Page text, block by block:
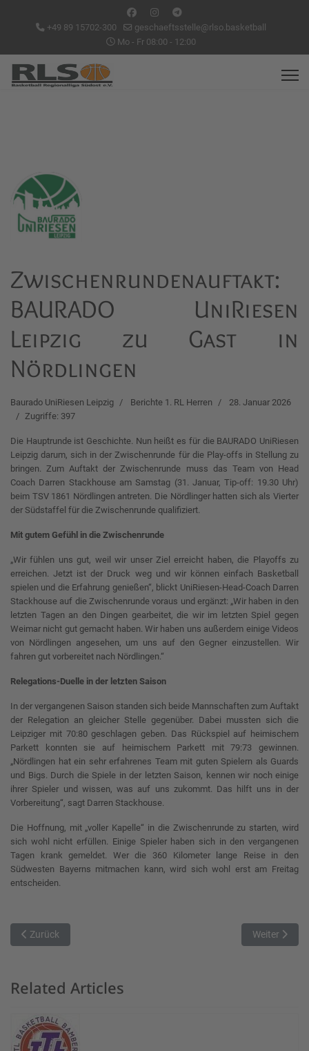
+49 89 15702-300
geschaeftsstelle@rlso.basketball
Mo - Fr 08:00 - 12:00
Zwischenrundenauftakt:
BAURADO UniRiesen
Leipzig zu Gast in
Nördlingen
Baurado UniRiesen Leipzig Berichte 1. RL Herren
28. Januar 2026
Zugriffe: 397
Die Hauptrunde ist Geschichte. Nun heißt es für die BAURADO UniRiesen
Leipzig darum, sich in der Zwischenrunde für die Play-offs in Stellung zu
bringen. Zum Auftakt der Zwischenrunde muss das Team von Head
Coach Darren Stackhouse am Samstag (31. Januar, Tip-off: 19.30 Uhr)
beim TSV 1861 Nördlingen antreten. Die Nördlinger hatten sich als Vierter
der Südstaffel für die Zwischenrunde qualifiziert.
Mit gutem Gefühl in die Zwischenrunde
„Wir fühlen uns gut, weil wir unser Ziel erreicht haben, die Playoffs zu
erreichen. Jetzt ist der Druck weg und wir können einfach Basketball
spielen und die Erfahrung genießen“, blickt UniRiesen-Head-Coach Darren
Stackhouse auf die Zwischenrunde voraus und ergänzt: „Wir haben in den
letzten Tagen an den Dingen gearbeitet, die wir im letzten Spiel gegen
Weimar nicht gut gemacht haben. Wir haben uns außerdem einige Videos
von Nördlingen angesehen, um uns auf den Gegner einzustellen. Wir
fahren gut vorbereitet nach Nördlingen.“
Relegations-Duelle in der letzten Saison
In der vergangenen Saison standen sich beide Mannschaften zum Auftakt
der Relegation an gleicher Stelle gegenüber. Dabei mussten sich die
Leipziger mit 70:80 geschlagen geben. Das Rückspiel auf heimischem
Parkett konnten sie auf heimischem Parkett mit 79:73 gewinnen.
„Nördlingen hat ein sehr erfahrenes Team mit guten Spielern als Guards
und Bigs. Durch die Spiele in der letzten Saison, kennen wir noch einige
ihrer Spieler und wissen, was auf uns zukommt. Das hilft uns in der
Vorbereitung“, sagt Darren Stackhouse.
Die Hoffnung, mit „voller Kapelle“ in die Zwischenrunde zu starten, wird
sich wohl nicht erfüllen. Einige Spieler haben sich in den vergangenen
Tagen krank gemeldet. Wer die 360 Kilometer lange Reise in den
Südwesten Bayerns mitmachen kann, wird sich wohl erst am Freitag
entscheiden.
Vorheriger Beitrag: ONLINEPRINTERS starten Zwischenrunde
Zurück Nächster
Weiter
Related Articles